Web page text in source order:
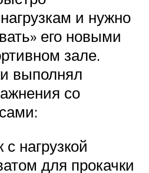
и нужно
его новыми
зале.
выполнял
со
с нагрузкой
для прокачки